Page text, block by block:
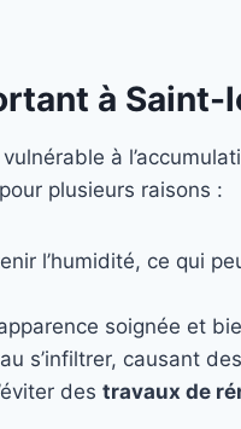
à
à
plusieurs raisons :
l’humidité, ce qui
soignée et
s’infiltrer, causant
des travaux de